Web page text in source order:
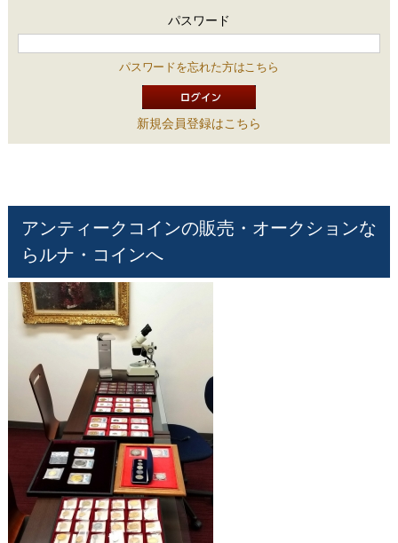
パスワード
パスワードを忘れた方はこちら
新規会員登録はこちら
アンティークコインの販売・オークションな
らルナ・コインへ